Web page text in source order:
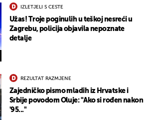
IZLETJELI S CESTE
Užas! Troje poginulih u teškoj nesreći u
Zagrebu, policija objavila nepoznate
detalje
REZULTAT RAZMJENE
Zajedničko pismo mladih iz Hrvatske i
Srbije povodom Oluje: "Ako si rođen nakon
'95..."
UKLJUČITE NOTIFIKACIJE